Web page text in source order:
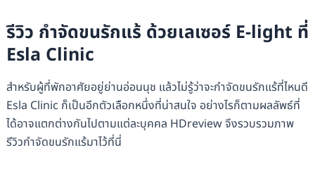
รีวิว กำจัดขนรักแร้ ด้วยเลเซอร์ E-light ที่
Esla Clinic
สำหรับผู้ที่พักอาศัยอยู่ย่านอ่อนนุช แล้วไม่รู้ว่าจะกำจัดขนรักแร้ที่ไหนดี
Esla Clinic ก็เป็นอีกตัวเลือกหนึ่งที่น่าสนใจ อย่างไรก็ตามผลลัพธ์ที่
ได้อาจแตกต่างกันไปตามแต่ละบุคคล HDreview จึงรวบรวมภาพ
รีวิวกำจัดขนรักแร้มาไว้ที่นี่